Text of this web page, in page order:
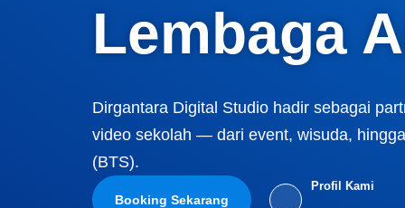
Lembaga
Dirgantara Digital Studio hadir sebagai
video sekolah — dari event, wisuda,
(BTS).
Booking Sekarang
Profil Kami